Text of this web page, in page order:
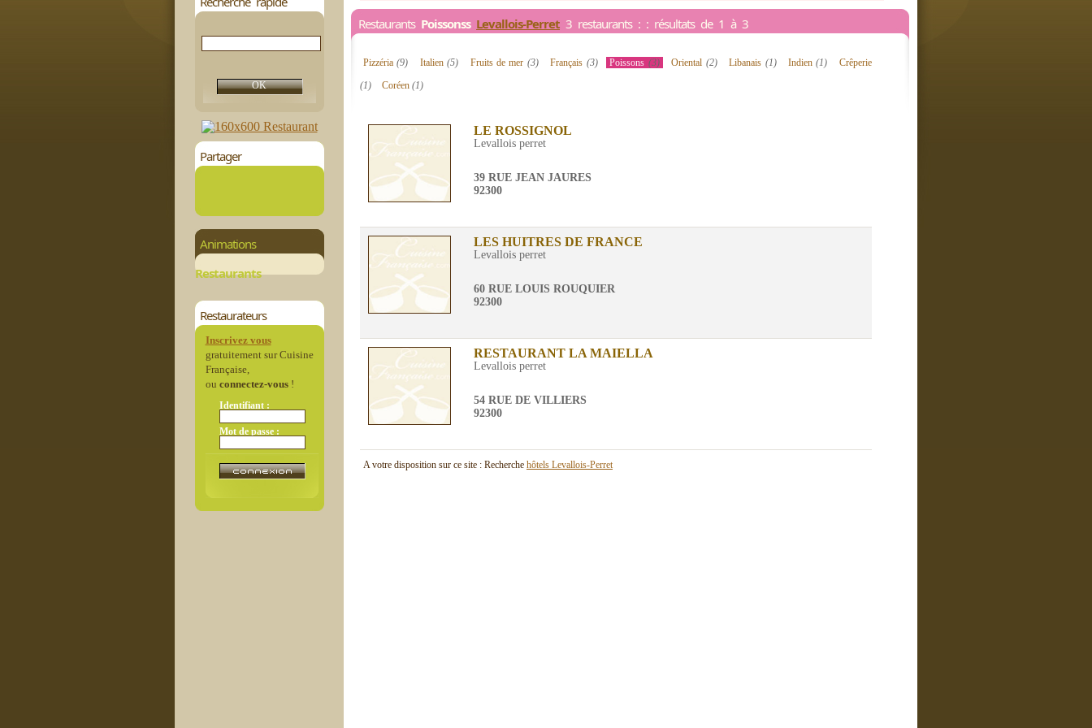
Partager
Animations
Restaurants
Restaurateurs
Inscrivez vous
gratuitement sur Cuisine
Française,
ou connectez-vous!
Identifiant :
Mot de passe :
Restaurants Poissonss Levallois-Perret 3 restaurants : : résultats de 1 à 3
Pizzéria(9) Italien(5) Fruits de mer (3) Français (3) Poissons (3) Oriental (2) Libanais (1) Indien(1)
Crêperie
(1)
Coréen(1)
LE ROSSIGNOL
Levallois perret
39 RUE JEAN JAURES
92300
LES HUITRES DE FRANCE
Levallois perret
60 RUE LOUIS ROUQUIER
92300
RESTAURANT LA MAIELLA
Levallois perret
54 RUE DE VILLIERS
92300
A votre disposition sur ce site : Recherche hôtels Levallois-Perret